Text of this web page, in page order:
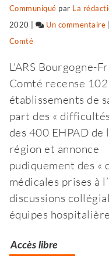
Communiqué par La
2020 | Un commentaire
a
Comté
L'ARS Bourgogne-
Comté recense 102
établissements de
part des «
des 400 EHPAD de
région et annonce
pudiquement des «
médicales prises à
discussions
équipes
Accès libre